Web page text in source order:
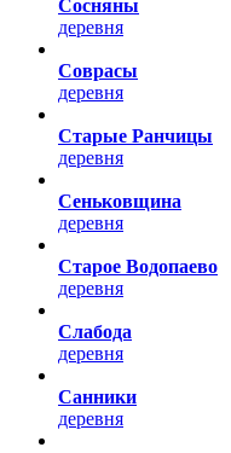
Сосняны
деревня
Соврасы
деревня
Старые Ранчицы
деревня
Сеньковщина
деревня
Старое Водопаево
деревня
Слабода
деревня
Санники
деревня